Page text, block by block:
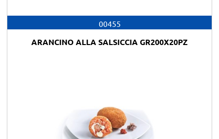
00455
ARANCINO ALLA SALSICCIA GR200X20PZ